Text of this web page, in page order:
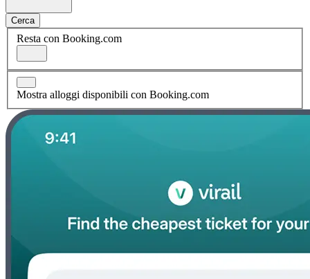
Cerca
Resta con Booking.com
Mostra alloggi disponibili con Booking.com